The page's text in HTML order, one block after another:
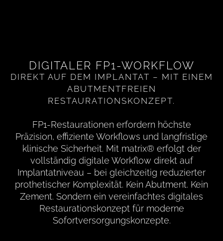
DIGITALER FP1-WORKFLOW
DIREKT AUF DEM IMPLANTAT – MIT EINEM
ABUTMENTFREIEN
RESTAURATIONSKONZEPT.
FP1-Restaurationen erfordern höchste
Präzision, effiziente Workflows und langfristige
klinische Sicherheit. Mit matrix® erfolgt der
vollständig digitale Workflow direkt auf
Implantatniveau – bei gleichzeitig reduzierter
prothetischer Komplexität. Kein Abutment. Kein
Zement. Sondern ein vereinfachtes digitales
Restaurationskonzept für moderne
Sofortversorgungskonzepte.